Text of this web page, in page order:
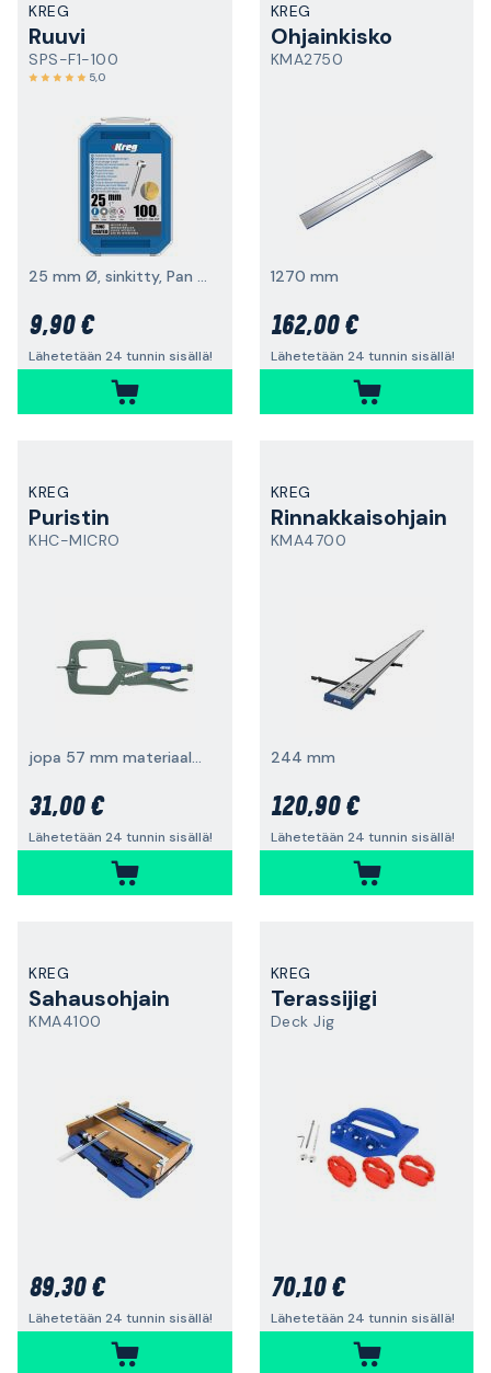
KREG
Ruuvi
SPS-F1-100
5,0
25 mm Ø, sinkitty, Pan Head
9,90 €
Lähetetään 24 tunnin sisällä!
KREG
Ohjainkisko
KMA2750
1270 mm
162,00 €
Lähetetään 24 tunnin sisällä!
KREG
Puristin
KHC-MICRO
jopa 57 mm materiaaleille
31,00 €
Lähetetään 24 tunnin sisällä!
KREG
Rinnakkaisohjain
KMA4700
244 mm
120,90 €
Lähetetään 24 tunnin sisällä!
KREG
Sahausohjain
KMA4100
89,30 €
Lähetetään 24 tunnin sisällä!
KREG
Terassijigi
Deck Jig
70,10 €
Lähetetään 24 tunnin sisällä!